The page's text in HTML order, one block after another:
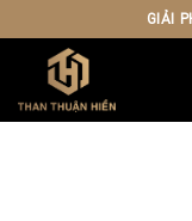
to
content
GIẢI